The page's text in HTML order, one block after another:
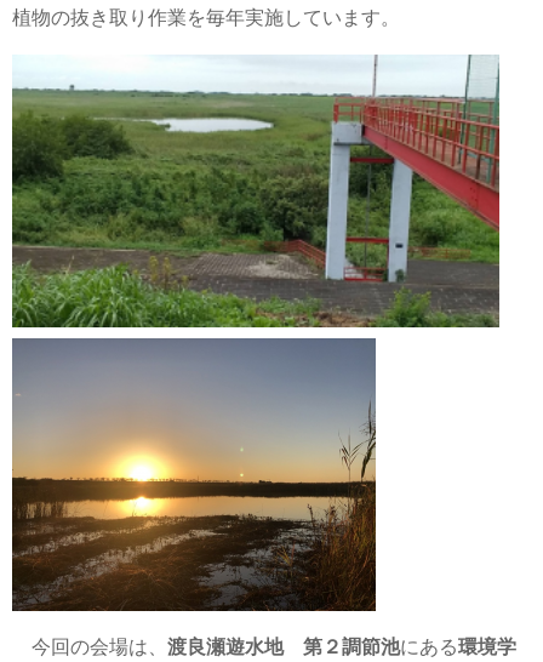
植物の抜き取り作業を毎年実施しています。
今回の会場は、 渡良瀬遊水地 第２調節池にある環境学